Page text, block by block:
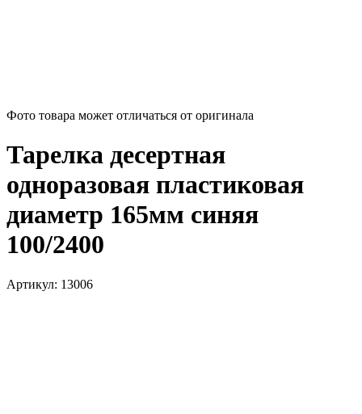
Фото товара может отличаться от оригинала
Тарелка десертная
одноразовая пластиковая
диаметр 165мм синяя
100/2400
Артикул: 13006